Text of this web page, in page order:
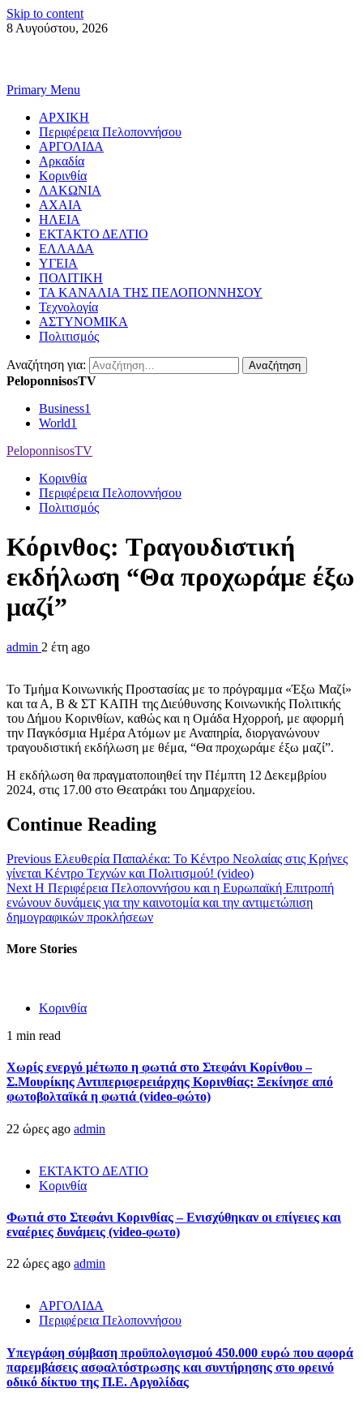
Skip to content
8 Αυγούστου, 2026
Primary Menu
ΑΡΧΙΚΗ
Περιφέρεια Πελοποννήσου
ΑΡΓΟΛΙΔΑ
Αρκαδία
Κορινθία
ΛΑΚΩΝΙΑ
ΑΧΑΙΑ
ΗΛΕΙΑ
ΕΚΤΑΚΤΟ ΔΕΛΤΙΟ
ΕΛΛΑΔΑ
ΥΓΕΙΑ
ΠΟΛΙΤΙΚΗ
ΤΑ ΚΑΝΑΛΙΑ ΤΗΣ ΠΕΛΟΠΟΝΝΗΣΟΥ
Τεχνολογία
ΑΣΤΥΝΟΜΙΚΑ
Πολιτισμός
Αναζήτηση για:
PeloponnisosTV
Business1
World1
PeloponnisosTV
Κορινθία
Περιφέρεια Πελοποννήσου
Πολιτισμός
Κόρινθος: Tραγουδιστική
εκδήλωση “Θα προχωράμε έξω
μαζί”
admin 2 έτη ago
Το Τμήμα Κοινωνικής Προστασίας με το πρόγραμμα «Έξω Μαζί»
και τα Α, Β & ΣΤ ΚΑΠΗ της Διεύθυνσης Κοινωνικής Πολιτικής
του Δήμου Κορινθίων, καθώς και η Ομάδα Ηχορροή, με αφορμή
την Παγκόσμια Ημέρα Ατόμων με Αναπηρία, διοργανώνουν
τραγουδιστική εκδήλωση με θέμα, “Θα προχωράμε έξω μαζί”.
Η εκδήλωση θα πραγματοποιηθεί την Πέμπτη 12 Δεκεμβρίου
2024, στις 17.00 στο Θεατράκι του Δημαρχείου.
Continue Reading
Previous Ελευθερία Παπαλέκα: Το Κέντρο Νεολαίας στις Κρήνες
γίνεται Κέντρο Τεχνών και Πολιτισμού! (video)
Next Η Περιφέρεια Πελοποννήσου και η Ευρωπαϊκή Επιτροπή
ενώνουν δυνάμεις για την καινοτομία και την αντιμετώπιση
δημογραφικών προκλήσεων
More Stories
Κορινθία
1 min read
Χωρίς ενεργό μέτωπο η φωτιά στο Στεφάνι Κορίνθου –
Σ.Μουρίκης Αντιπεριφερειάρχης Κορινθίας: Ξεκίνησε από
φωτοβολταϊκά η φωτιά (video-φώτο)
22 ώρες ago admin
ΕΚΤΑΚΤΟ ΔΕΛΤΙΟ
Κορινθία
Φωτιά στο Στεφάνι Κορινθίας – Ενισχύθηκαν οι επίγειες και
εναέριες δυνάμεις (video-φωτο)
22 ώρες ago admin
ΑΡΓΟΛΙΔΑ
Περιφέρεια Πελοποννήσου
Υπεγράφη σύμβαση προϋπολογισμού 450.000 ευρώ που αφορά
παρεμβάσεις ασφαλτόστρωσης και συντήρησης στο ορεινό
οδικό δίκτυο της Π.Ε. Αργολίδας